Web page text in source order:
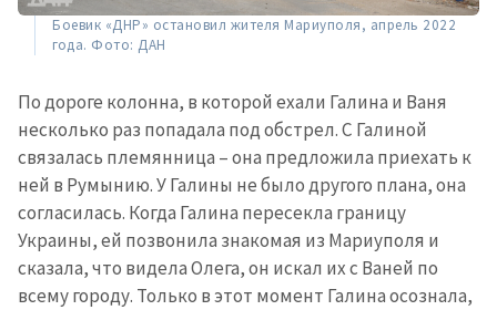
Боевик «ДНР» остановил жителя Мариуполя, апрель 2022
года. Фото: ДАН
По дороге колонна, в которой ехали Галина и Ваня
несколько раз попадала под обстрел. С Галиной
связалась племянница – она предложила приехать к
ней в Румынию. У Галины не было другого плана, она
согласилась. Когда Галина пересекла границу
Украины, ей позвонила знакомая из Мариуполя и
сказала, что видела Олега, он искал их с Ваней по
всему городу. Только в этот момент Галина осознала,
Анонимный источник
Имя + Моё имя
Электронная почта
+ Мой email
Телефон+ Личный телефон